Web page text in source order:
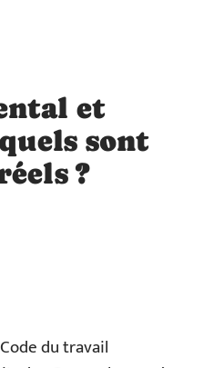
et
sont
?
du travail